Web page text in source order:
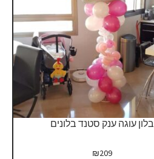
בלון עוגה ענק סטנד בלונים
₪209